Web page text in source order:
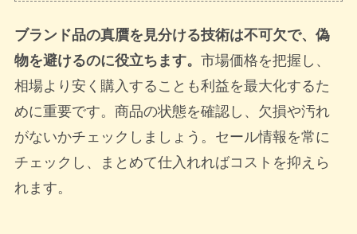
ブランド品の真贋を見分ける技術は不可欠で、偽
物を避けるのに役立ちます。 市場価格を把握し、
相場より安く購入することも利益を最大化するた
めに重要です。商品の状態を確認し、欠損や汚れ
がないかチェックしましょう。セール情報を常に
チェックし、まとめて仕入れればコストを抑えら
れます。